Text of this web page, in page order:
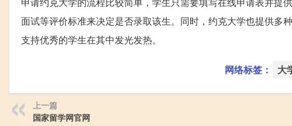
面试等评价标准来决定是否录取该生。同时，约克大学也提供多
支持优秀的学生在其中发光发热。
网络标签： 大
上一篇
国家留学网官网